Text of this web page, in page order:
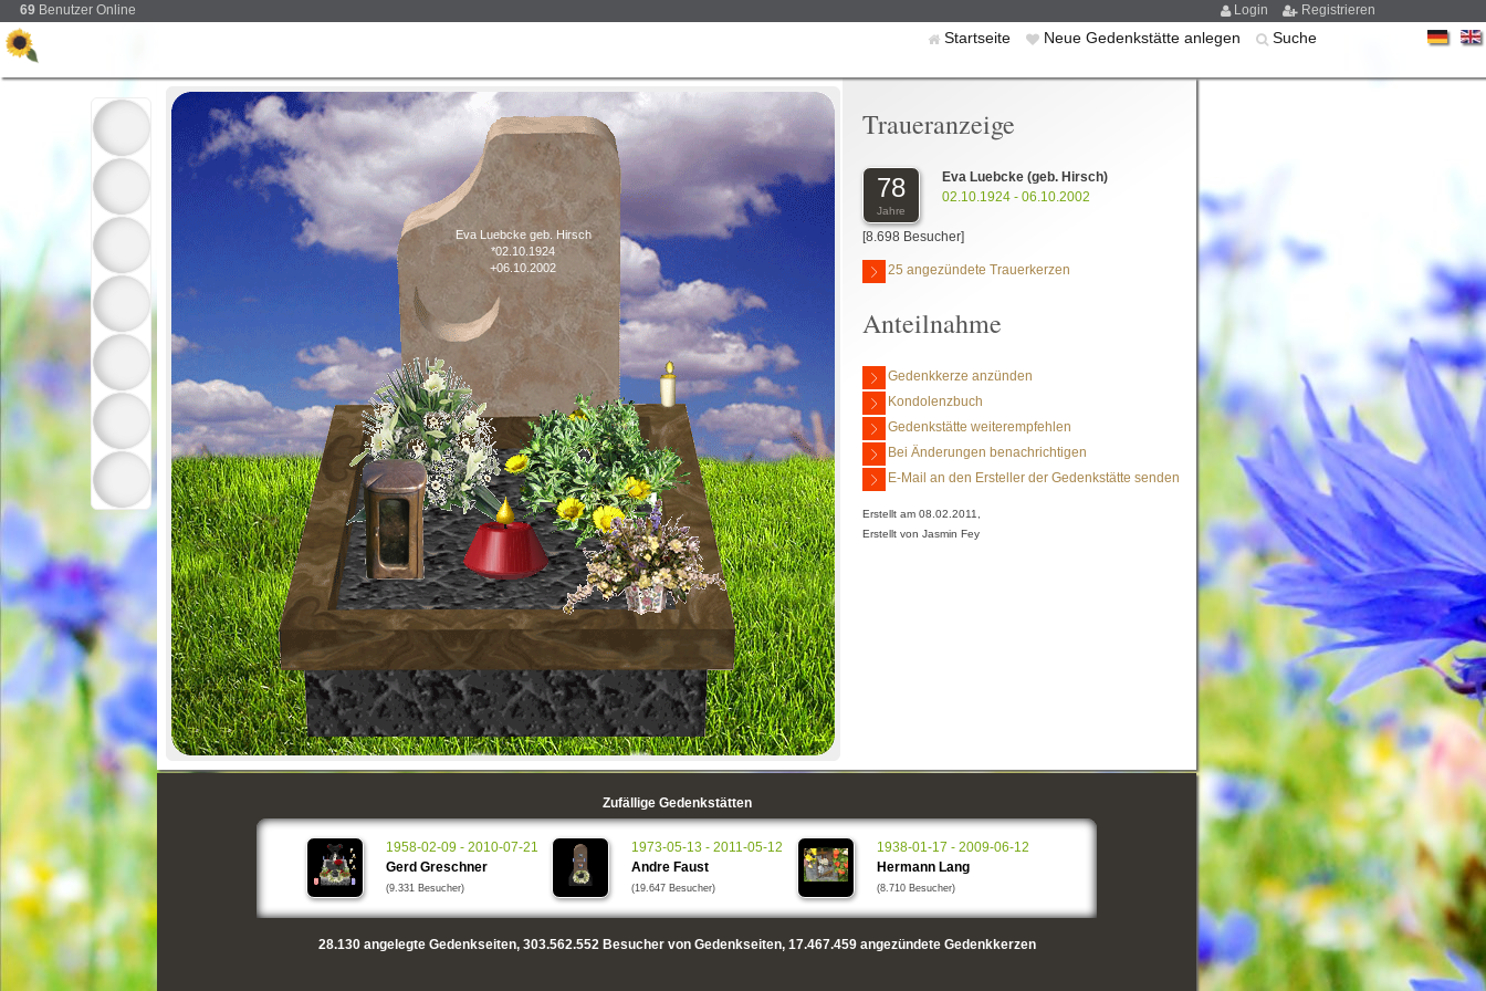
69 Benutzer Online Login Registrieren
Startseite Neue Gedenkstätte anlegen Suche
Eva Luebcke geb. Hirsch
*02.10.1924
+06.10.2002
Traueranzeige
78
Jahre
Eva Luebcke (geb. Hirsch)
02.10.1924 - 06.10.2002
[8.698 Besucher]
25 angezündete Trauerkerzen
Anteilnahme
Gedenkkerze anzünden
Kondolenzbuch
Gedenkstätte weiterempfehlen
Bei Änderungen benachrichtigen
E-Mail an den Ersteller der Gedenkstätte senden
Erstellt am 08.02.2011,
Erstellt von Jasmin Fey
Zufällige Gedenkstätten
1958-02-09 - 2010-07-21
Gerd Greschner
(9.331 Besucher)
1973-05-13 - 2011-05-12
Andre Faust
(19.647 Besucher)
1938-01-17 - 2009-06-12
Hermann Lang
(8.710 Besucher)
28.130angelegte Gedenkseiten, 303.562.552Besucher von Gedenkseiten, 17.467.459angezündete Gedenkkerzen